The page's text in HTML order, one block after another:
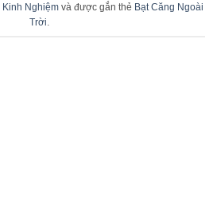
Kinh Nghiệmvà được gắn thẻ Bạt Căng Ngoài
Trời.